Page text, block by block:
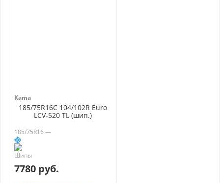
Kama
185/75R16C 104/102R Euro
LCV-520 TL (шип.)
185/75R16 —
7780 руб.